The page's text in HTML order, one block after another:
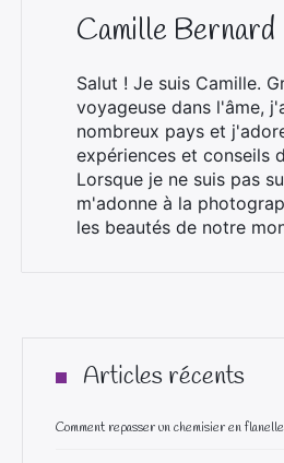
Camille Bernard
Salut ! Je suis Camille.
voyageuse dans l'âme,
nombreux pays et
expériences et conseils
Lorsque je ne suis pas
m'adonne à la
les beautés de notre
Articles récents
Comment repasser un chemisier en